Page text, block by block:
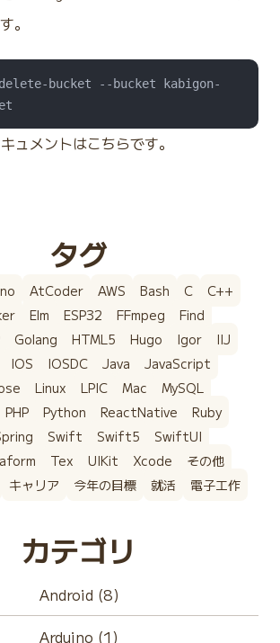
。
bucket --bucket kabigon-
ュメントはこちらです。
タグ
AtCoder AWS Bash C
C++
Elm ESP32 FFmpeg
Find
Golang HTML5 Hugo Igor
IIJ
IOS IOSDC Java
JavaScript
Linux LPIC Mac
MySQL
PHP Python ReactNative
Ruby
Swift Swift5
SwiftUI
Tex UIKit Xcode
その他
キャリア 今年の目標 就活 電子工作
カテゴリ
Android (8)
Arduino (1)